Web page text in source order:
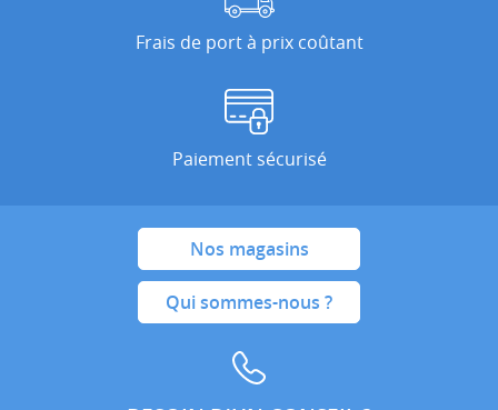
Frais de port à prix coûtant
Paiement sécurisé
Nos magasins
Qui sommes-nous ?